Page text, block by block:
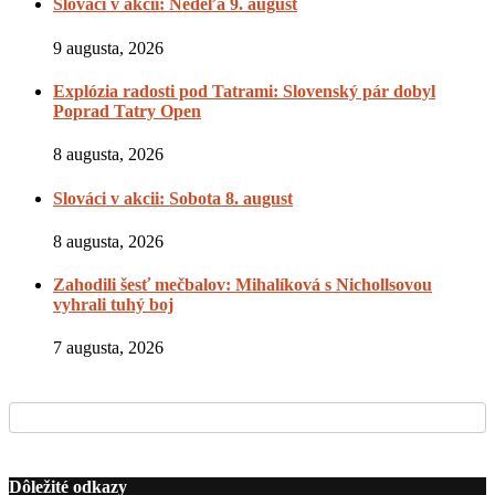
Slováci v akcii: Nedeľa 9. august
9 augusta, 2026
Explózia radosti pod Tatrami: Slovenský pár dobyl
Poprad Tatry Open
8 augusta, 2026
Slováci v akcii: Sobota 8. august
8 augusta, 2026
Zahodili šesť mečbalov: Mihalíková s Nichollsovou
vyhrali tuhý boj
7 augusta, 2026
Dôležité odkazy